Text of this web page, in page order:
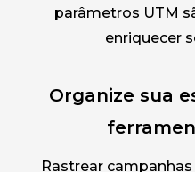
parâmetros UTM
enriquecer
Organize sua
Rastrear